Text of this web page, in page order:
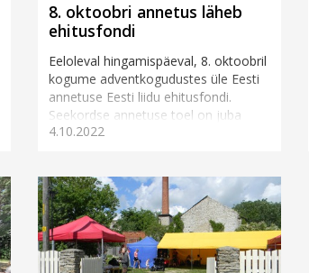
8. oktoobri annetus läheb
ehitusfondi
Eeloleval hingamispäeval, 8. oktoobril
kogume adventkogudustes üle Eesti
annetuse Eesti liidu ehitusfondi.
Seekordse annetuse toel on juba
remonditud Rakvere kiriku II korrusel
4.10.2022